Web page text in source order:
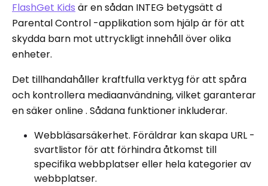
FlashGet Kids är en sådan INTEG betygsätt d
Parental Control -applikation som hjälp är för att
skydda barn mot uttryckligt innehåll över olika
enheter.
Det tillhandahåller kraftfulla verktyg för att spåra
och kontrollera mediaanvändning, vilket garanterar
en säker online . Sådana funktioner inkluderar.
Webbläsarsäkerhet. Föräldrar kan skapa URL -
svartlistor för att förhindra åtkomst till
specifika webbplatser eller hela kategorier av
webbplatser.